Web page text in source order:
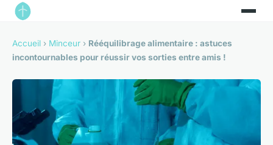
Accueil › Minceur › Rééquilibrage alimentaire : astuces
incontournables pour réussir vos sorties entre amis !